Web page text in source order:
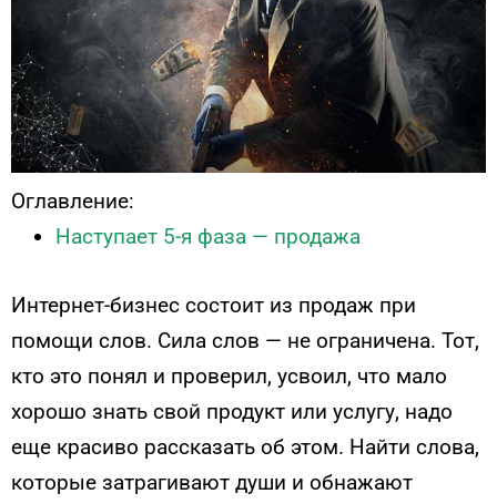
Оглавление:
Наступает 5-я фаза — продажа
Интернет-бизнес состоит из продаж при
помощи слов. Сила слов — не ограничена. Тот,
кто это понял и проверил, усвоил, что мало
хорошо знать свой продукт или услугу, надо
еще красиво рассказать об этом. Найти слова,
которые затрагивают души и обнажают